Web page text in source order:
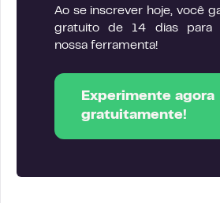
Ao se inscrever hoje, você
gratuito de 14 dias para
nossa ferramenta!
Experimente agora
gratuitamente!